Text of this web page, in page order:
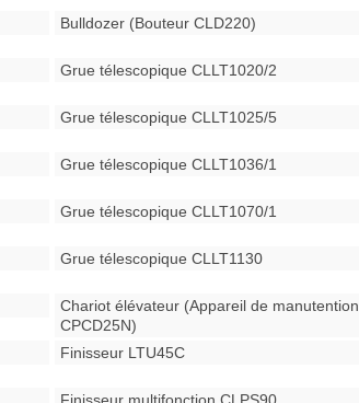
Bulldozer (Bouteur CLD220)
Grue télescopique CLLT1020/2
Grue télescopique CLLT1025/5
Grue télescopique CLLT1036/1
Grue télescopique CLLT1070/1
Grue télescopique CLLT1130
Chariot élévateur (Appareil de manutention
CPCD25N)
Finisseur LTU45C